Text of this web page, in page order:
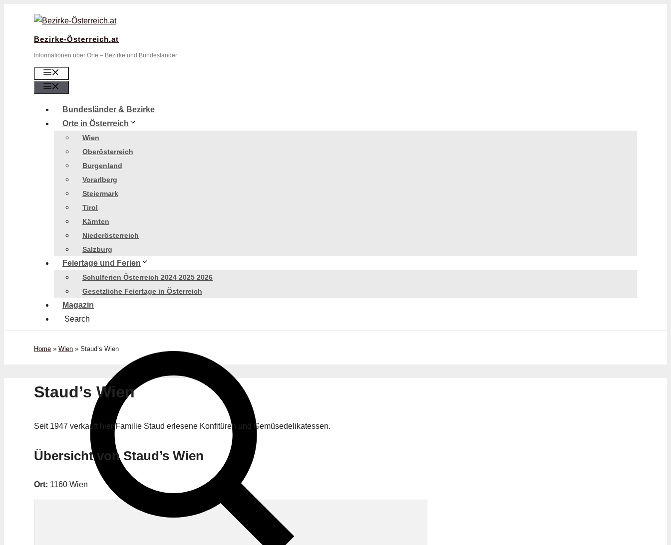
Bezirke-Österreich.at
Informationen über Orte – Bezirke und Bundesländer
Bundesländer & Bezirke
Orte in Österreich
Wien
Oberösterreich
Burgenland
Vorarlberg
Steiermark
Tirol
Kärnten
Niederösterreich
Salzburg
Feiertage und Ferien
Schulferien Österreich 2024 2025 2026
Gesetzliche Feiertage in Österreich
Magazin
Search
Home » Wien » Staud’s Wien
Staud’s Wien
Seit 1947 verkauft hier Familie Staud erlesene Konfitüren und Gemüsedelikatessen.
Übersicht von Staud’s Wien
Ort: 1160 Wien